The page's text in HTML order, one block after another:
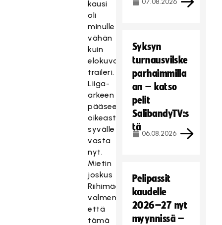
kausi
oli
minulle
vähän
kuin
elokuvan
traileri.
Liiga-
arkeen
pääsee
oikeasti
syvälle
vasta
nyt.
Mietin
joskus
Riihimäellä
valmentaessa,
että
tämä
07.08.2026
Syksyn
turnausvilske
parhaimmilla
an – katso
pelit
SalibandyTV:s
tä
06.08.2026
Pelipassit
kaudelle
2026–27 nyt
myynnissä –